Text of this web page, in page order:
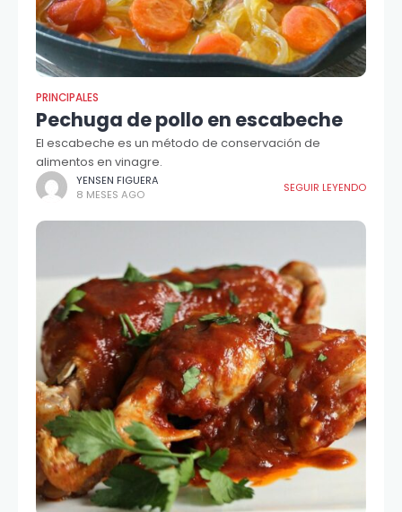
PRINCIPALES
Pechuga de pollo en escabeche
El escabeche es un método de conservación de
alimentos en vinagre.
YENSEN FIGUERA
8 MESES AGO
SEGUIR LEYENDO